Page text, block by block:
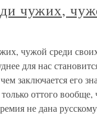
чужих,
чужой среди
для нас
заключается его
оттого вообще,
не дана